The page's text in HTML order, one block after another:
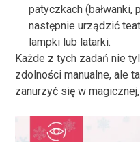
patyczkach (bałwanki,
następnie urządzić
lampki lub latarki.
Każde z tych zadań nie
zdolności manualne, ale
zanurzyć się w